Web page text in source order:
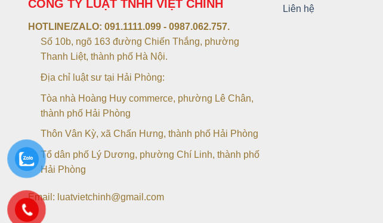
CÔNG TY LUẬT TNHH VIỆT CHÍNH
HOTLINE/ZALO: 091.1111.099 - 0987.062.757.
Số 10b, ngõ 163 đường Chiến Thắng, phường
Thanh Liệt, thành phố Hà Nội.
Địa chỉ luật sư tại Hải Phòng:
Tòa nhà Hoàng Huy commerce, phường Lê Chân,
thành phố Hải Phòng
Thôn Vân Kỳ, xã Chấn Hưng, thành phố Hải Phòng
Tổ dân phố Lý Dương, phường Chí Linh, thành phố
Hải Phòng
Email: luatvietchinh@gmail.com
Liên hệ